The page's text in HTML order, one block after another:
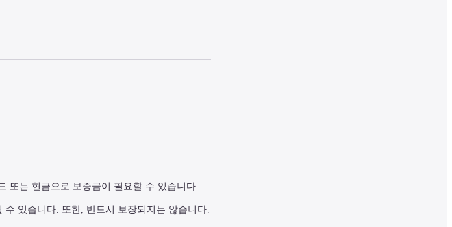
또는 현금으로 보증금이 필요할 수 있습니다.
있습니다. 또한, 반드시 보장되지는 않습니다.